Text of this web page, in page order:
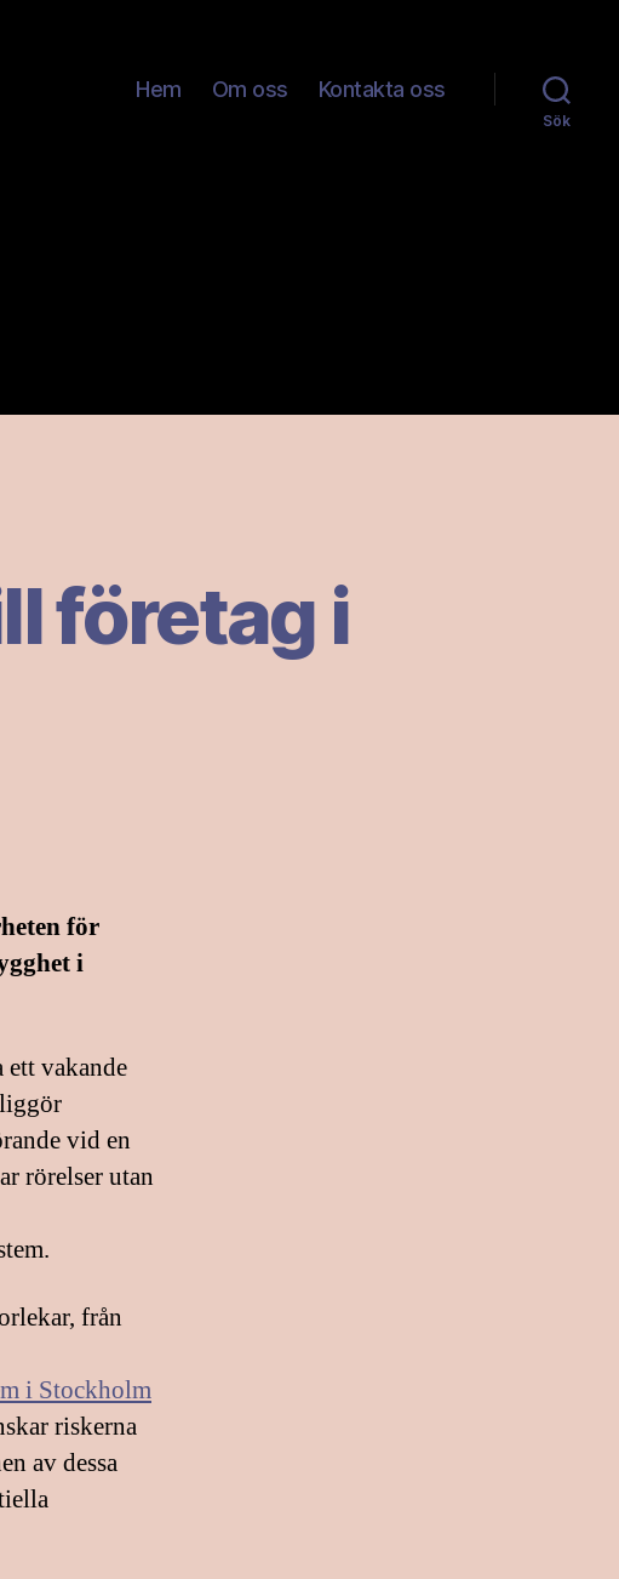
Hem Om oss Kontakta oss
Sök
företag i
för
i
vakande
vid en
rörelser utan
från
i Stockholm
riskerna
av dessa